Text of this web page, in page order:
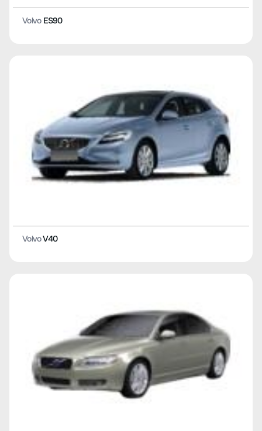
VolvoES90
VolvoV40